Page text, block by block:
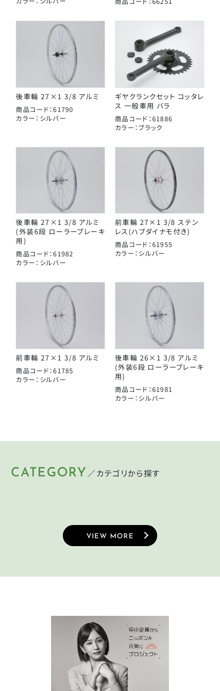
後車輪 27×1 3/8 アルミ
商品コード：61790
カラー：シルバー
ギヤクランクセット コッタレ
ス 一般車用 バラ
商品コード：61886
カラー：ブラック
後車輪 27×1 3/8 アルミ
(外装6段 ローラーブレーキ
用)
商品コード：61982
カラー：シルバー
前車輪 27×1 3/8 ステン
レス(ハブダイナモ付き)
商品コード：61955
カラー：シルバー
前車輪 27×1 3/8 アルミ
商品コード：61785
カラー：シルバー
後車輪 26×1 3/8 アルミ
(外装6段 ローラーブレーキ
用)
商品コード：61981
カラー：シルバー
CATEGORY ／カテゴリから探す
HELMET LIGHT
VIEW MORE